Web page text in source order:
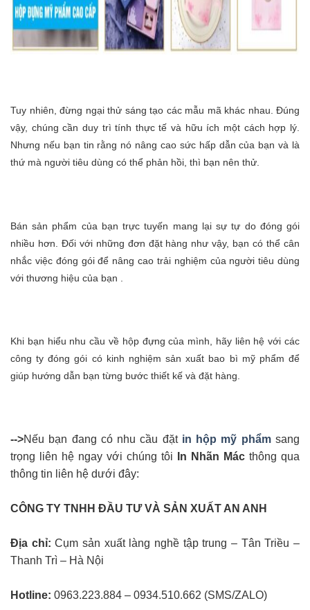
Tuy nhiên, đừng ngại thử sáng tạo các mẫu mã khác nhau. Đúng
vậy, chúng cần duy trì tính thực tế và hữu ích một cách hợp lý.
Nhưng nếu bạn tin rằng nó nâng cao sức hấp dẫn của bạn và là
thứ mà người tiêu dùng có thể phản hồi, thì bạn nên thử.
Bán sản phẩm của bạn trực tuyến mang lại sự tự do đóng gói
nhiều hơn. Đối với những đơn đặt hàng như vậy, bạn có thể cân
nhắc việc đóng gói để nâng cao trải nghiệm của người tiêu dùng
với thương hiệu của bạn .
Khi bạn hiểu nhu cầu về hộp đựng của mình, hãy liên hệ với các
công ty đóng gói có kinh nghiệm sản xuất bao bì mỹ phẩm để
giúp hướng dẫn bạn từng bước thiết kế và đặt hàng.
-->Nếu bạn đang có nhu cầu đặtin hộp mỹ phẩmsang
trọng liên hệ ngay với chúng tôi
In Nhãn Mác thông qua
thông tin liên hệ dưới đây:
CÔNG TY TNHH ĐẦU TƯ VÀ SẢN XUẤT AN ANH
Địa chỉ: Cụm sản xuất làng nghề tập trung – Tân Triều –
Thanh Trì – Hà Nội
Hotline: 0963.223.884 – 0934.510.662 (SMS/ZALO)